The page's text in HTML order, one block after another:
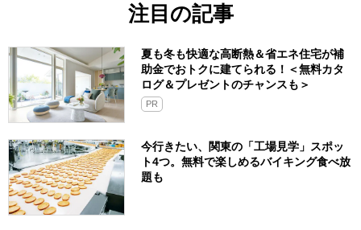
注目の記事
夏も冬も快適な高断熱＆省エネ住宅が補
助金でおトクに建てられる！＜無料カタ
ログ＆プレゼントのチャンスも＞
PR
今行きたい、関東の「工場見学」スポッ
ト4つ。無料で楽しめるバイキング食べ放
題も